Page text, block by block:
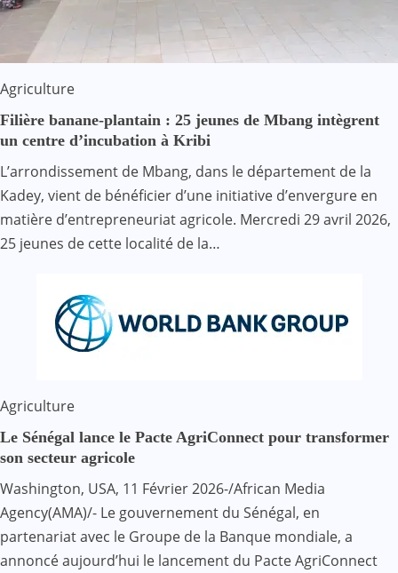
Agriculture
Filière banane-plantain : 25 jeunes de Mbang intègrent
un centre d’incubation à Kribi
L’arrondissement de Mbang, dans le département de la
Kadey, vient de bénéficier d’une initiative d’envergure en
matière d’entrepreneuriat agricole. Mercredi 29 avril 2026,
25 jeunes de cette localité de la…
Agriculture
Le Sénégal lance le Pacte AgriConnect pour transformer
son secteur agricole
Washington, USA, 11 Février 2026-/African Media
Agency(AMA)/- Le gouvernement du Sénégal, en
partenariat avec le Groupe de la Banque mondiale, a
annoncé aujourd’hui le lancement du Pacte AgriConnect